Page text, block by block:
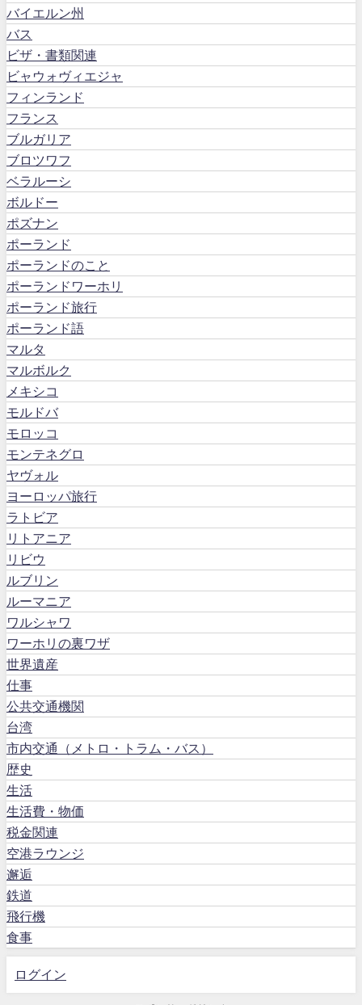
バイエルン州
バス
ビザ・書類関連
ビャウォヴィエジャ
フィンランド
フランス
ブルガリア
ブロツワフ
ベラルーシ
ボルドー
ポズナン
ポーランド
ポーランドのこと
ポーランドワーホリ
ポーランド旅行
ポーランド語
マルタ
マルボルク
メキシコ
モルドバ
モロッコ
モンテネグロ
ヤヴォル
ヨーロッパ旅行
ラトビア
リトアニア
リビウ
ルブリン
ルーマニア
ワルシャワ
ワーホリの裏ワザ
世界遺産
仕事
公共交通機関
台湾
市内交通（メトロ・トラム・バス）
歴史
生活
生活費・物価
税金関連
空港ラウンジ
邂逅
鉄道
飛行機
食事
ログイン